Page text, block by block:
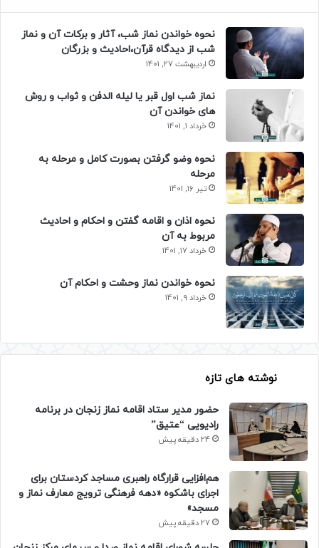
نحوه خواندن نماز شب، آثار و برکات آن و نماز
شب از دیدگاه قرآن،احادیث و بزرگان
اردیبهشت 27, 1401
نماز شب اول قبر یا لیله الدفن و ثواب و روش
های خواندن آن
خرداد 1, 1401
نحوه وضو گرفتن بصورت کامل و مرحله به
مرحله
تیر 16, 1401
نحوه اذان و اقامه گفتن و احکام و احادیث
مربوط به آن
خرداد 17, 1401
نحوه خواندن نماز وحشت و احکام آن
خرداد 9, 1401
نوشته های تازه
حضور مدیر ستاد اقامه نماز زنجان در برنامه
رادیویی “عتیق”
24 دقیقه پیش
هم‌افزایی قرارگاه راهبری مساجد کردستان برای
اجرای باشکوه «دهه فرهنگی ترویج معارف نماز و
مسجد»
27 دقیقه پیش